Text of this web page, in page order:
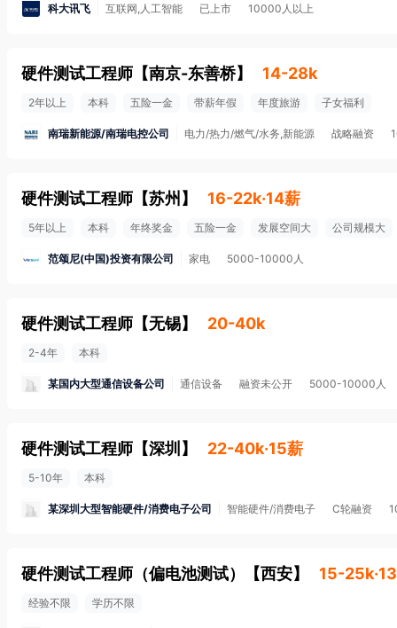
科大讯飞 互联网,人工智能 已上市 10000人以上
硬件测试工程师 【南京-东善桥】 14-28k
2年以上 本科 五险一金 带薪年假 年度旅游 子女福利
南瑞新能源/南瑞电控公司 电力/热力/燃气/水务,新能源 战略融资
硬件测试工程师 【苏州 】 16-22k·14薪
5年以上 本科 年终奖金 五险一金 发展空间大 公司规模大
范颂尼(中国)投资有限公司 家电 5000-10000人
硬件测试工程师 【无锡】 20-40k
2-4年 本科
某国内大型通信设备公司 通信设备 融资未公开 5000-10000人
硬件测试工程师 【深圳 】 22-40k·15薪
5-10年 本科
某深圳大型智能硬件/消费电子公司 智能硬件/消费电子 C轮融资
硬件测试工程师（偏电池测试） 【西安】 15-
经验不限 学历不限